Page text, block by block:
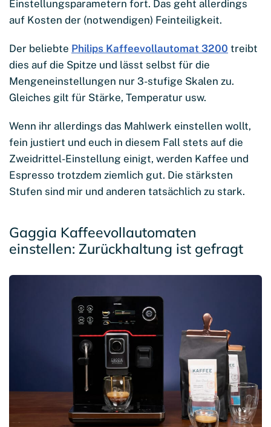
Einstellungsparametern fort. Das geht allerdings
auf Kosten der (notwendigen) Feinteiligkeit.
Der beliebte Philips Kaffeevollautomat 3200 treibt
dies auf die Spitze und lässt selbst für die
Mengeneinstellungen nur 3-stufige Skalen zu.
Gleiches gilt für Stärke, Temperatur usw.
Wenn ihr allerdings das Mahlwerk einstellen wollt,
fein justiert und euch in diesem Fall stets auf die
Zweidrittel-Einstellung einigt, werden Kaffee und
Espresso trotzdem ziemlich gut. Die stärksten
Stufen sind mir und anderen tatsächlich zu stark.
Gaggia Kaffeevollautomaten
einstellen: Zurückhaltung ist gefragt